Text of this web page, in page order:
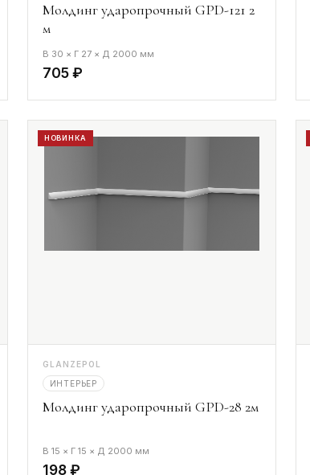
Молдинг ударопрочный GPD-121 2
м
В 30 × Г 27 × Д 2000 мм
705 ₽
НОВИНКА
GLANZEPOL
ИНТЕРЬЕР
Молдинг ударопрочный GPD-28 2м
В 15 × Г 15 × Д 2000 мм
198 ₽